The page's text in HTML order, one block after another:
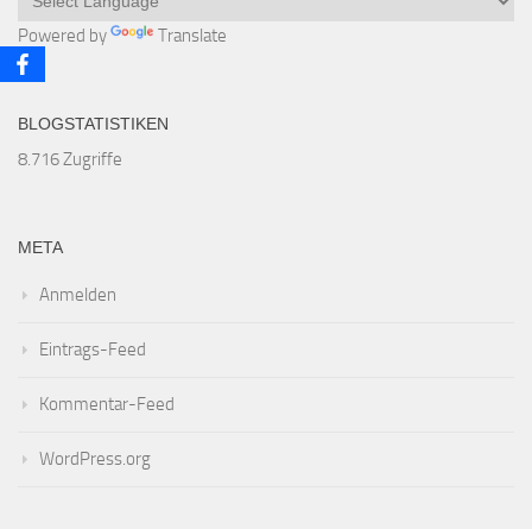
Powered by Translate
BLOGSTATISTIKEN
8.716 Zugriffe
META
Anmelden
Eintrags-Feed
Kommentar-Feed
WordPress.org